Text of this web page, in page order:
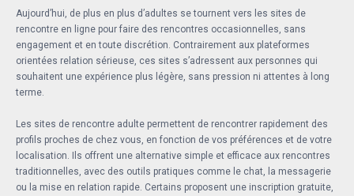
Aujourd’hui, de plus en plus d’adultes se tournent vers les sites de
rencontre en ligne pour faire des rencontres occasionnelles, sans
engagement et en toute discrétion. Contrairement aux plateformes
orientées relation sérieuse, ces sites s’adressent aux personnes qui
souhaitent une expérience plus légère, sans pression ni attentes à long
terme.
Les sites de rencontre adulte permettent de rencontrer rapidement des
profils proches de chez vous, en fonction de vos préférences et de votre
localisation. Ils offrent une alternative simple et efficace aux rencontres
traditionnelles, avec des outils pratiques comme le chat, la messagerie
ou la mise en relation rapide. Certains proposent une inscription gratuite,